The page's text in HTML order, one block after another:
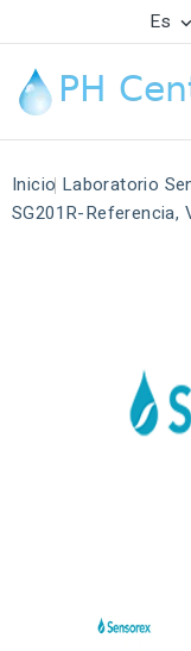
Es
Inicio Laboratorio
SG201R-Referencia,